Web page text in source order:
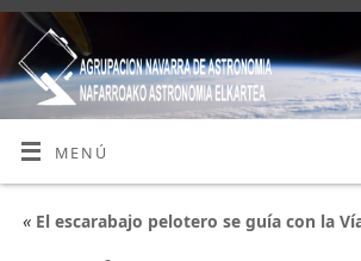
MENÚ
«El escarabajo pelotero se guía con la